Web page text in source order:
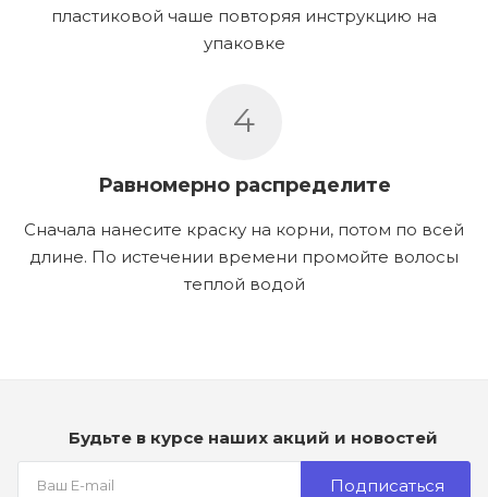
пластиковой чаше повторяя инструкцию на
упаковке
4
Равномерно распределите
Сначала нанесите краску на корни, потом по всей
длине. По истечении времени промойте волосы
теплой водой
Будьте в курсе наших акций и новостей
Подписаться